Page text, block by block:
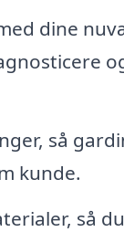
dine
så
kunde.
så